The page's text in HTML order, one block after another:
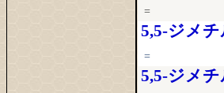
=
5,5-ジメ
=
5,5-ジメ